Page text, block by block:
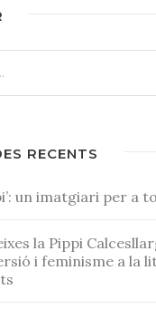
RECENTS
un imatgiari per a
la Pippi
i feminisme a la